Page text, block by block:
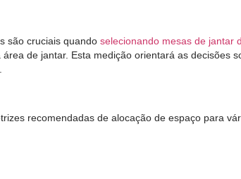
são cruciais quando selecionando mesas de jantar
de jantar. Esta medição orientará as decisões
recomendadas de alocação de espaço para